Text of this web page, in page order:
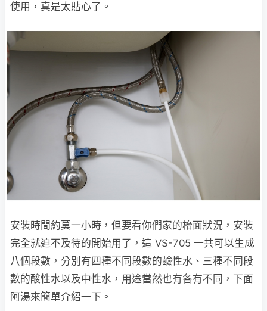
使用，真是太貼心了。
安裝時間約莫一小時，但要看你們家的枱面狀況，安裝
完全就迫不及待的開始用了，這 VS-705 一共可以生成
八個段數，分別有四種不同段數的鹼性水、三種不同段
數的酸性水以及中性水，用途當然也有各有不同，下面
阿湯來簡單介紹一下。